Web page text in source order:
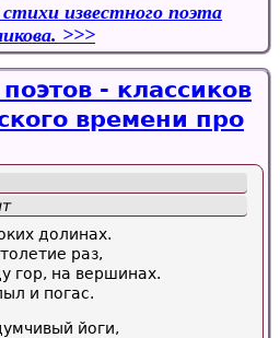
известного поэта
- классиков
времени про
долинах.
раз,
гор, на вершинах.
и погас.
йоги,